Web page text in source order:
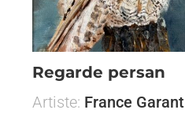
Regarde persan
Artiste: France Garant